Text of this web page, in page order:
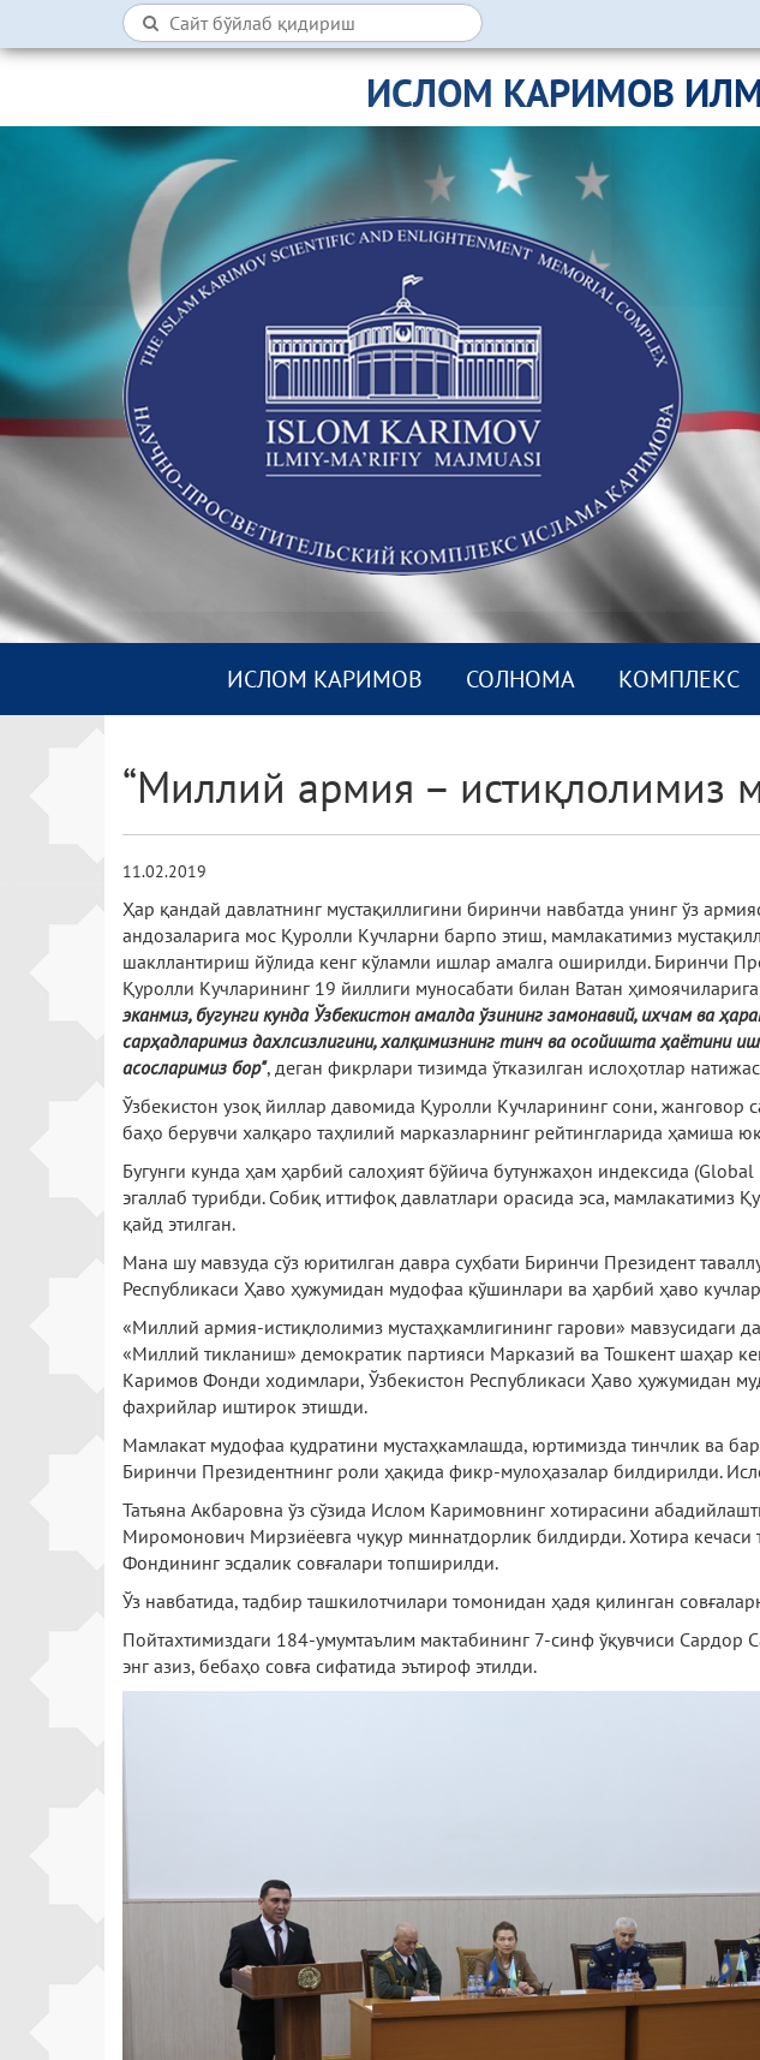
ИСЛОМ КАРИМОВ
ИСЛОМ КАРИМОВ СОЛНОМА КОМПЛEКС
“Миллий армия – истиқлолимиз
11.02.2019
Ҳар қандай давлатнинг мустақиллигини биринчи навбатда унинг ўз
андозаларига мос Қуролли Кучларни барпо этиш, мамлакатимиз
шакллантириш йўлида кенг кўламли ишлар амалга оширилди. Биринчи
Қуролли Кучларининг 19 йиллиги муносабати билан Ватан
эканмиз, бугунги кунда Ўзбекистон амалда ўзининг замонавий, ихчам ва
сарҳадларимиз дахл­сизлигини, халқимизнинг тинч ва осо­йишта ҳаётини
асосларимиз бор", деган фикр­лари тизимда ўтказилган ислоҳотлар
Ўзбекистон узоқ йиллар давомида Қуролли Кучларининг сони, жанговор
баҳо берувчи халқаро таҳлилий марказларнинг рейтингларида ҳамиша
Бугунги кунда ҳам ҳарбий салоҳият бўйича бутунжаҳон индексида
эгаллаб турибди. Собиқ иттифоқ давлатлари орасида эса,
қайд этилган.
Мана шу мавзуда сўз юритилган давра суҳбати Биринчи Президент
Республикаси Ҳаво ҳужумидан мудофаа қўшинлари ва ҳарбий ҳаво
«Миллий армия-истиқлолимиз мустаҳкамлигининг гарови» мавзусидаги
«Миллий тикланиш» демократик партияси Марказий ва Тошкент шаҳар
Каримов Фонди ходимлари, Ўзбекистон Республикаси Ҳаво ҳужумидан
фахрийлар иштирок этишди.
Мамлакат мудофаа қудратини мустаҳкамлашда, юртимизда тинчлик ва
Биринчи Президентнинг роли ҳақида фикр-мулоҳазалар билдирилди.
Татьяна Акбаровна ўз сўзида Ислом Каримовнинг хотирасини
Миромонович Мирзиёевга чуқур миннатдорлик билдирди. Хотира
Фондининг эсдалик совғалари топширилди.
Ўз навбатида, тадбир ташкилотчилари томонидан ҳадя қилинган
Пойтахтимиздаги 184-умумтаълим мактабининг 7-синф ўқувчиси
энг азиз, бебаҳо совға сифатида эътироф этилди.